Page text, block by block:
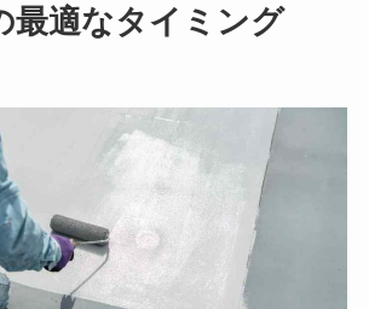
最適なタイミング